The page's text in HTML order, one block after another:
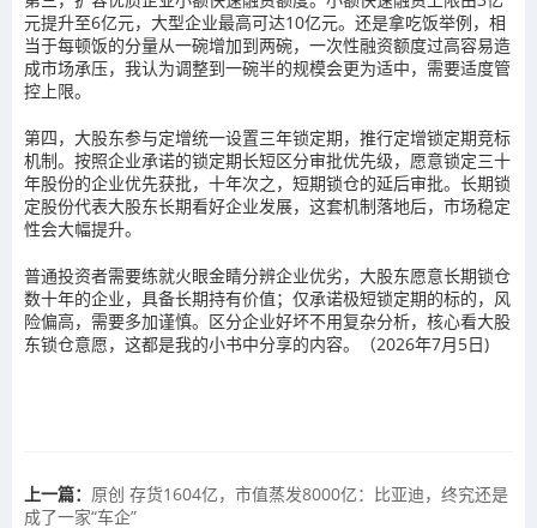
元提升至6亿元，大型企业最高可达10亿元。还是拿吃饭举例，相
当于每顿饭的分量从一碗增加到两碗，一次性融资额度过高容易造
成市场承压，我认为调整到一碗半的规模会更为适中，需要适度管
控上限。
第四，大股东参与定增统一设置三年锁定期，推行定增锁定期竞标
机制。按照企业承诺的锁定期长短区分审批优先级，愿意锁定三十
年股份的企业优先获批，十年次之，短期锁仓的延后审批。长期锁
定股份代表大股东长期看好企业发展，这套机制落地后，市场稳定
性会大幅提升。
普通投资者需要练就火眼金睛分辨企业优劣，大股东愿意长期锁仓
数十年的企业，具备长期持有价值；仅承诺极短锁定期的标的，风
险偏高，需要多加谨慎。区分企业好坏不用复杂分析，核心看大股
东锁仓意愿，这都是我的小书中分享的内容。（2026年7月5日)
上一篇： 原创 存货1604亿，市值蒸发8000亿：比亚迪，终究还是
成了一家“车企”